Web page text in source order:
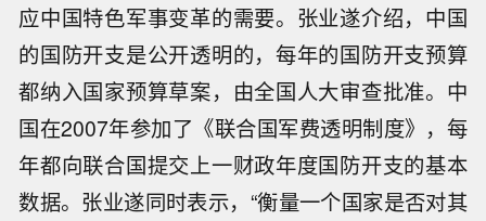
应中国特色军事变革的需要。张业遂介绍，中国
的国防开支是公开透明的，每年的国防开支预算
都纳入国家预算草案，由全国人大审查批准。中
国在2007年参加了《联合国军费透明制度》，每
年都向联合国提交上一财政年度国防开支的基本
数据。张业遂同时表示，“衡量一个国家是否对其